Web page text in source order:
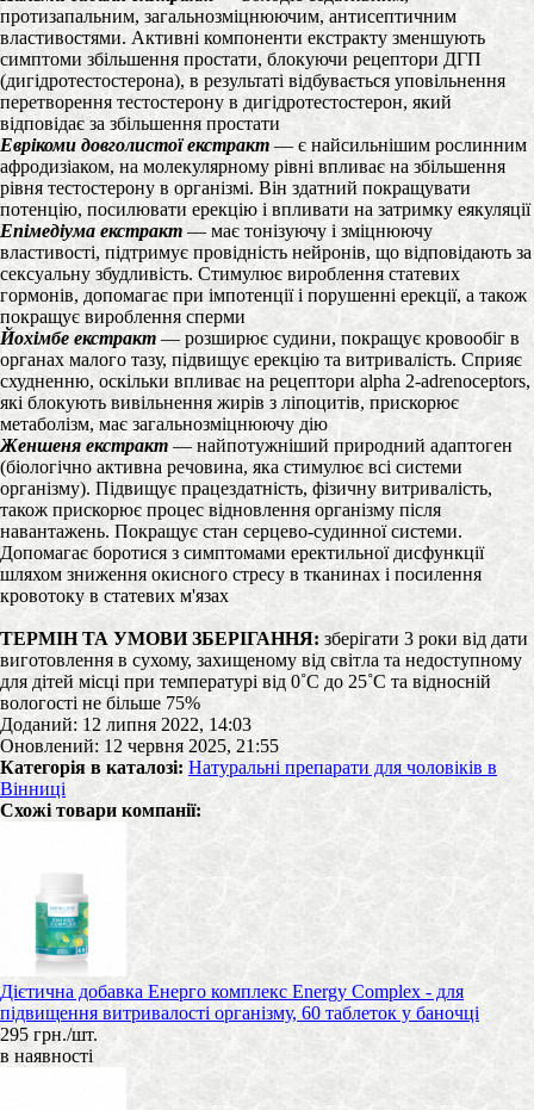
протизапальним, загальнозміцнюючим, антисептичним
властивостями. Активні компоненти екстракту зменшують
симптоми збільшення простати, блокуючи рецептори ДГП
(дигідротестостерона), в результаті відбувається уповільнення
перетворення тестостерону в дигідротестостерон, який
відповідає за збільшення простати
Еврікоми довголистої екстракт— є найсильнішим рослинним
афродизіаком, на молекулярному рівні впливає на збільшення
рівня тестостерону в організмі. Він здатний покращувати
потенцію, посилювати ерекцію і впливати на затримку еякуляції
Епімедіума екстракт — має тонізуючу і зміцнюючу
властивості, підтримує провідність нейронів, що відповідають за
сексуальну збудливість. Стимулює вироблення статевих
гормонів, допомагає при імпотенції і порушенні ерекції, а також
покращує вироблення сперми
Йохімбе екстракт— розширює судини, покращує кровообіг в
органах малого тазу, підвищує ерекцію та витривалість. Сприяє
схудненню, оскільки впливає на рецептори alpha 2-adrenoceptors,
які блокують вивільнення жирів з ліпоцитів, прискорює
метаболізм, має загальнозміцнюючу дію
Женшеня екстракт — найпотужніший природний адаптоген
(біологічно активна речовина, яка стимулює всі системи
організму). Підвищує працездатність, фізичну витривалість,
також прискорює процес відновлення організму після
навантажень. Покращує стан серцево-судинної системи.
Допомагає боротися з симптомами еректильної дисфункції
шляхом зниження окисного стресу в тканинах і посилення
кровотоку в статевих м'язах
ТЕРМІН ТА УМОВИ ЗБЕРІГАННЯ: зберігати 3 роки від дати
виготовлення в сухому, захищеному від світла та недоступному
для дітей місці при температурі від 0˚С до 25˚С та відносній
вологості не більше 75%
Доданий: 12 липня 2022, 14:03
Оновлений: 12 червня 2025, 21:55
Категорія в каталозі: Натуральні препарати для чоловіків в
Вінниці
Схожі товари компанії:
Дієтична добавка Енерго комплекс Energy Complex - для
підвищення витривалості організму, 60 таблеток у баночці
295 грн./шт.
в наявності